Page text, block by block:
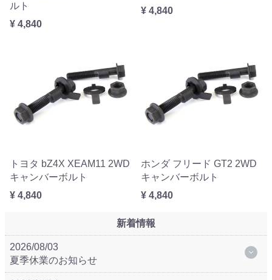
ルト
¥ 4,840
¥ 4,840
トヨタ bZ4X XEAM11 2WD
キャンバーボルト
¥ 4,840
ホンダ フリード GT2 2WD
キャンバーボルト
¥ 4,840
新着情報
2026/08/03
夏季休業のお知らせ